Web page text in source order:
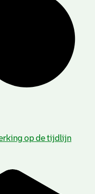
op de tijdlijn